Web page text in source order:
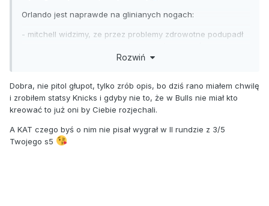
Orlando jest naprawde na glinianych nogach:
- mitchell widzimy, ze przez problemy zdrowotne podupadł
- green o wiele gorszy w PO niż w RS:
- Quickley totalnie niezweryfikowany w RS, zagrał ledwo w
30 spotkaniach;
koszem na tym pzoiomie nie znajdziecie, a do tego głowa
nie dojeżdza;
Rozwiń
Dobra, nie pitol głupot, tylko zrób opis, bo dziś rano miałem chwilę
i zrobiłem statsy Knicks i gdyby nie to, że w Bulls nie miał kto
kreować to już oni by Ciebie rozjechali.
A KAT czego byś o nim nie pisał wygrał w II rundzie z 3/5
Twojego s5